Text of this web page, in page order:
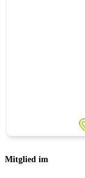
Mitglied im